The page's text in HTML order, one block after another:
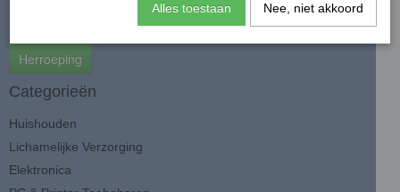
Herroeping
Categorieën
Huishouden
Lichamelijke Verzorging
Elektronica
Alles toestaan Nee, niet akkoord